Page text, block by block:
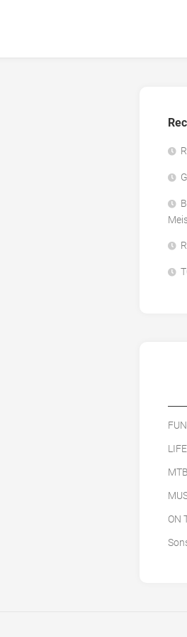
MTB
ON